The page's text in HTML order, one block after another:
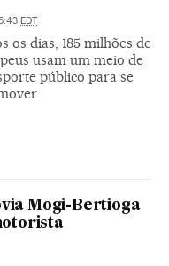
EDT
os dias, 185 milhões de
usam um meio de
público para se
Mogi-Bertioga